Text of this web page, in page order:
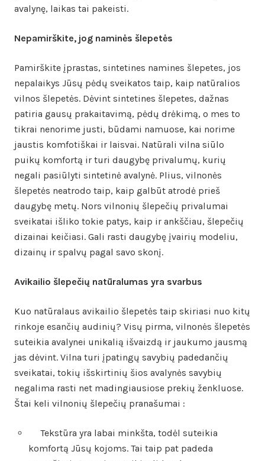
avalynę, laikas tai pakeisti.
Nepamirškite, jog naminės šlepetės
Pamirškite įprastas, sintetines namines šlepetes, jos
nepalaikys Jūsų pėdų sveikatos taip, kaip natūralios
vilnos šlepetės. Dėvint sintetines šlepetes, dažnas
patiria gausų prakaitavimą, pėdų drėkimą, o mes to
tikrai nenorime justi, būdami namuose, kai norime
jaustis komfotiškai ir laisvai. Natūrali vilna siūlo
puikų komfortą ir turi daugybę privalumų, kurių
negali pasiūlyti sintetinė avalynė. Plius, vilnonės
šlepetės neatrodo taip, kaip galbūt atrodė prieš
daugybę metų. Nors vilnonių šlepečių privalumai
sveikatai išliko tokie patys, kaip ir ankščiau, šlepečių
dizainai keičiasi. Gali rasti daugybę įvairių modeliu,
dizainų ir spalvų pagal savo skonį.
Avikailio šlepečių natūralumas yra svarbus
Kuo natūralaus avikailio šlepetės taip skiriasi nuo kitų
rinkoje esančių audinių? Visų pirma, vilnonės šlepetės
suteikia avalynei unikalią išvaizdą ir jaukumo jausmą
jas dėvint. Vilna turi įpatingų savybių padedančių
sveikatai, tokių išskirtinių šios avalynės savybių
negalima rasti net madingiausiose prekių ženkluose.
Štai keli vilnonių šlepečių pranašumai :
Tekstūra yra labai minkšta, todėl suteikia
komfortą Jūsų kojoms. Tai taip pat padeda